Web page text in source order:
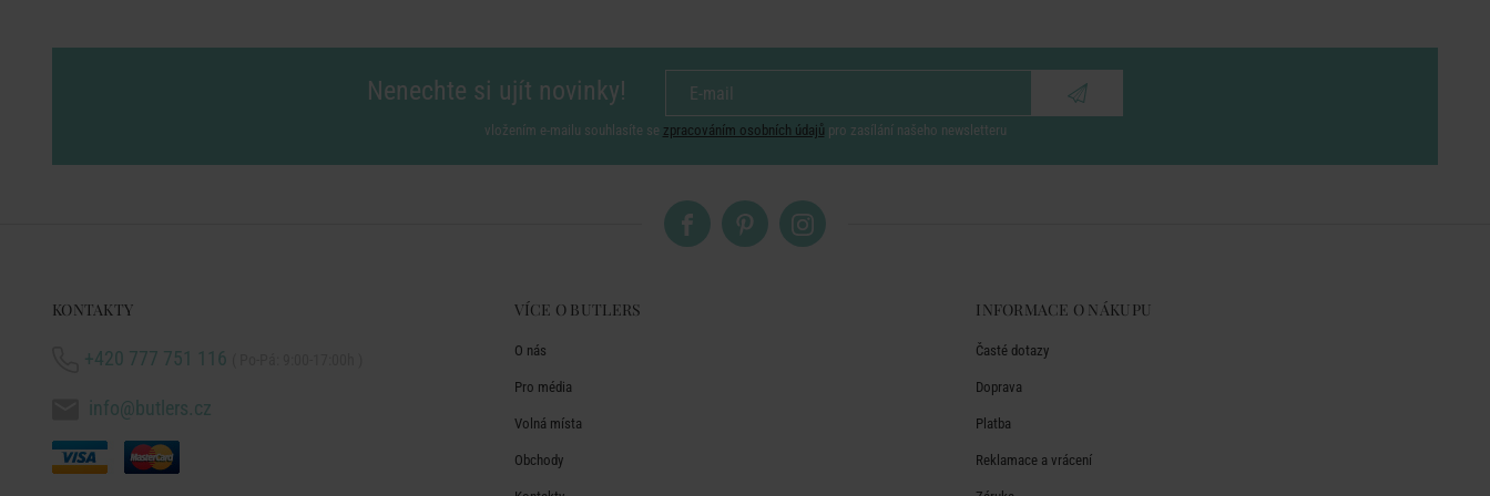
Nenechte si ujít novinky!
vložením e-mailu souhlasíte se zpracováním osobních údajů pro zasílání našeho newsletteru
KONTAKTY
+420 777 751 116
info@butlers.cz
VÍCE O BUTLERS
O nás
Pro média
Volná místa
Obchody
INFORMACE O NÁKUPU
Časté dotazy
Doprava
Platba
Reklamace a vrácení